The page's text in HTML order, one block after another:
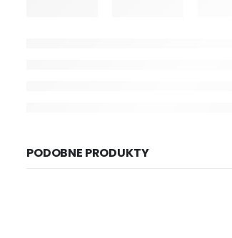
PODOBNE PRODUKTY